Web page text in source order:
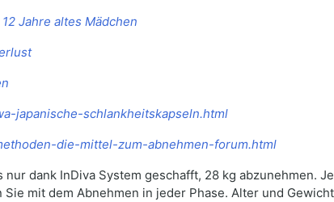
Jahre altes Mädchen
japanische-schlankheitskapseln.html
die-mittel-zum-abnehmen-forum.html
dank InDiva System geschafft, 28 kg abzunehmen.
mit dem Abnehmen in jeder Phase. Alter und